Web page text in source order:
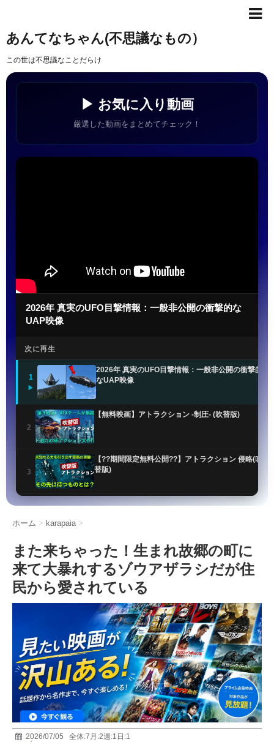
あんてなちゃん(不思議なもの）
この世は不思議なことだらけ
▶ お気に入り動画
厳選した動画をまとめてチェック！
2026年 真実のUFO目撃情報：一般非公開の衝撃的な
UAP映像
次に再生
1
▶
2026年 真実のUFO目撃情報：一般非公開の衝撃的
なUAP映像
2
【無料映画】アトラクション -制圧- (吹替版)
3
【??期間限定無料公開??】アトラクション 侵略(吹
替版)
5
米軍UFO機密解除!! 非地球人知性体「NHI」の正体
前編 MUTube（ムー チューブ） 2026年7月号
6
宇宙人は存在する? 天才物理学者・野村泰紀が研究
者としての視点で解説！
7
おもしろすぎて眠れなくなる深海の話｜極限環境生
物学者/長沼毅
8
【イエス・キリストの謎】世界25億人が信じる男の
正体とは？
ホーム > karapaia >
また来ちゃった！生まれ故郷の町に
来て大暴れするゾウアザラシだが住
民から愛されている
2026/07/05 全体:7 月:2週:1 日:1